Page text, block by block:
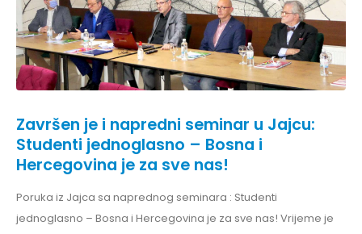
Završen je i napredni seminar u Jajcu:
Studenti jednoglasno – Bosna i
Hercegovina je za sve nas!
Poruka iz Jajca sa naprednog seminara : Studenti
jednoglasno – Bosna i Hercegovina je za sve nas! Vrijeme je